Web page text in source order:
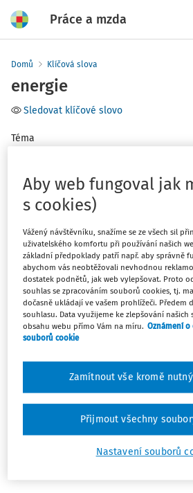
Práce a mzda
Domů Klíčová slova
energie
Sledovat klíčové slovo
Téma
Filtr
Počet vyhledaných dokumentů:1
Řadit podle:
Nejnovější
Nejstarší
NOVINKY
Průmyslová výroba v
Zatímco stavebnictví či služby
produkce a tržeb, průmysl roste o
tempem. V dubnu se průmyslová
zvýšily o 1,4 %, meziročně o 1,5 %.
Aby web fungoval jak
s cookies)
Vážený návštěvníku, snažíme se ze všech sil
uživatelského komfortu při používání našich
základní předpoklady patří např. aby správně
abychom vás neobtěžovali nevhodnou
dostatek podnětů, jak web vylepšovat. Proto
souhlas se zpracováním souborů cookies, tj.
dočasně ukládají ve vašem prohlížeči. Předem
souhlasu. Data využijeme ke zlepšování našich
obsahu webu přímo Vám na míru. Oznámení
souborů cookie
Nastavení souborů
Zamítnout vše kromě
Přijmout všechny